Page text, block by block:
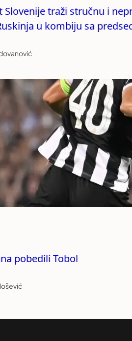
Slovenije traži stručnu i
u kombiju sa
pobedili Tobol